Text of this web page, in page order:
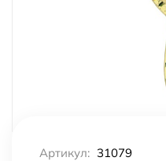
Артикул: 31079